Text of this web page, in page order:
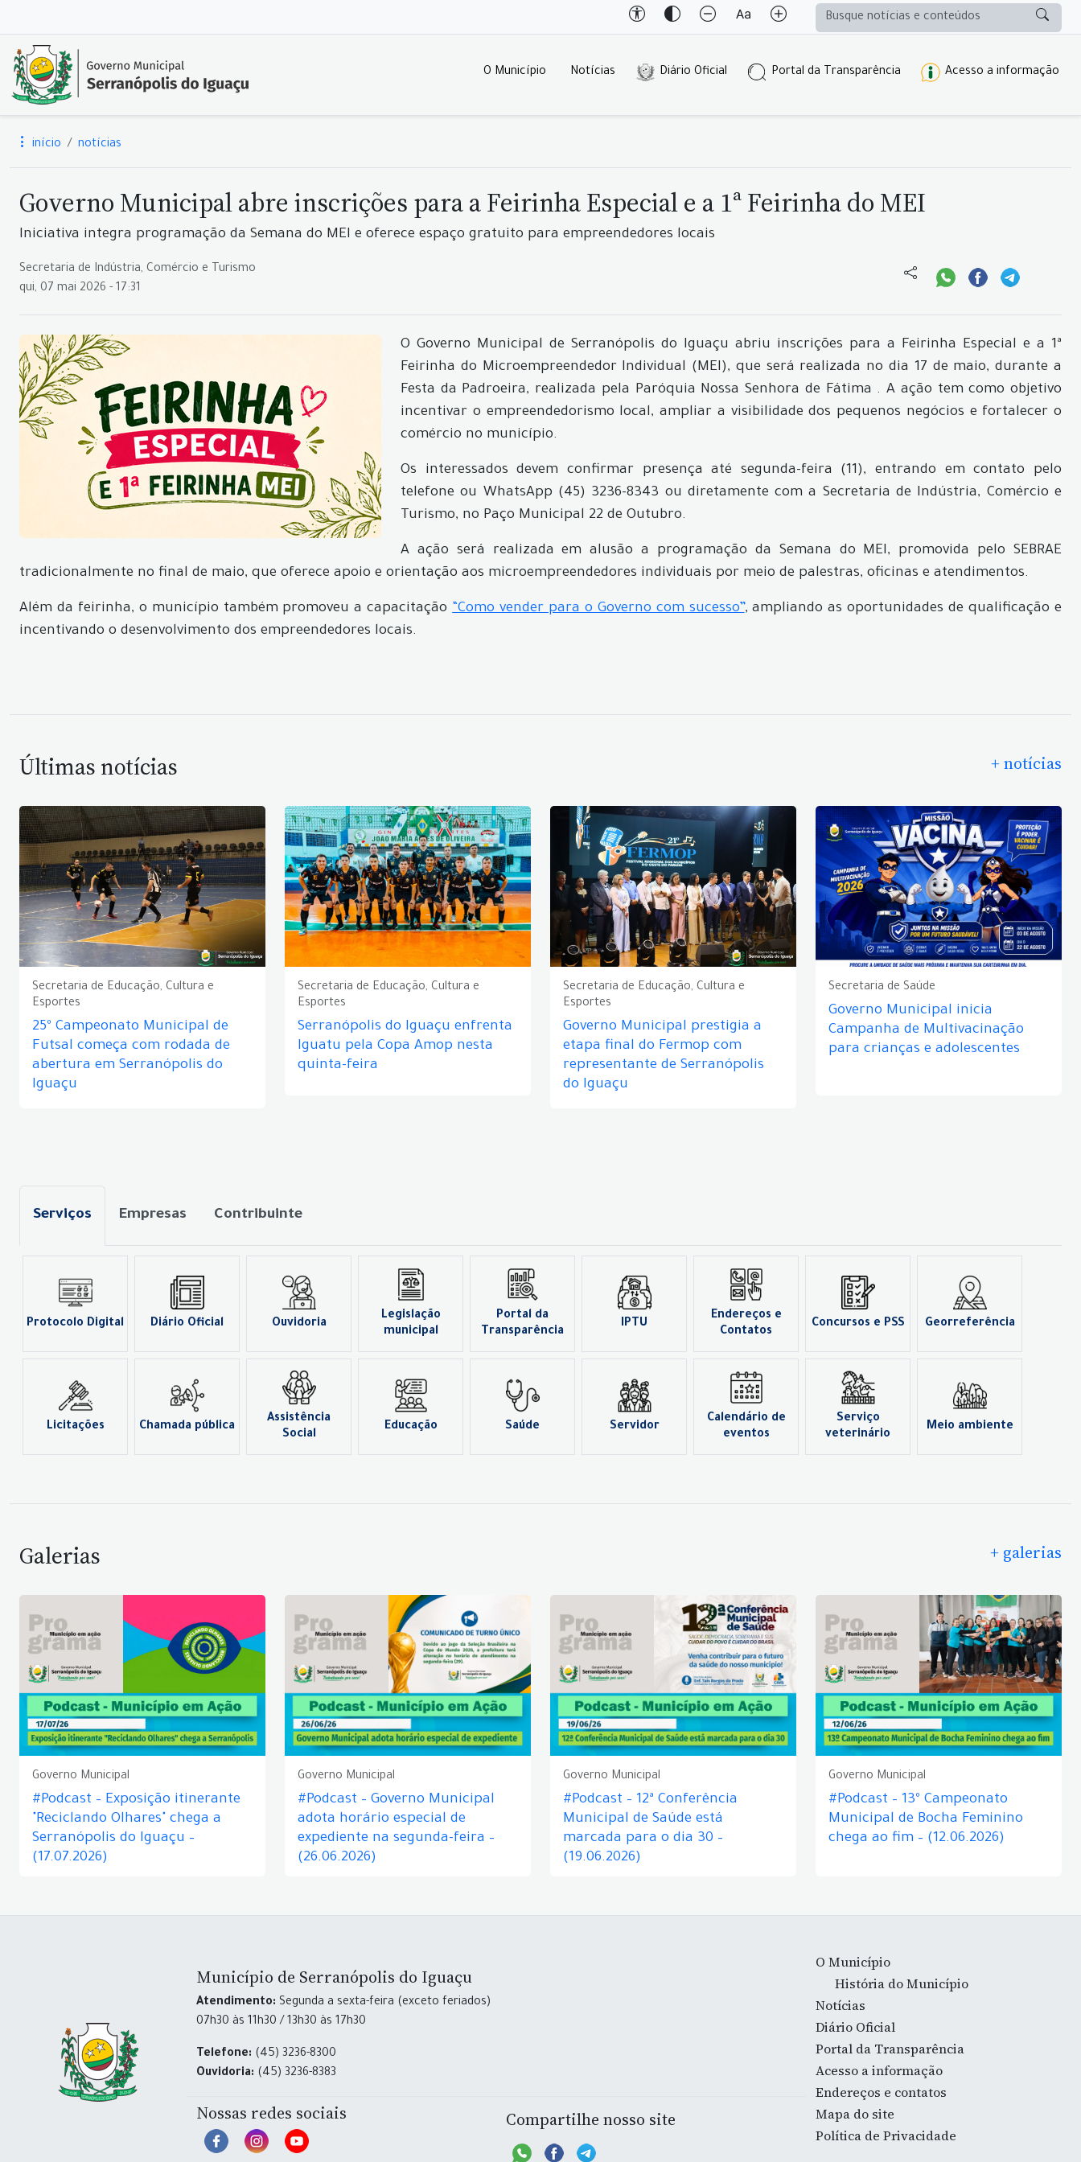
O Município Notícias Diário Oficial Portal da Transparência Acesso a informação
início notícias
Governo Municipal abre inscrições para a Feirinha Especial e a 1ª Feirinha do MEI
Iniciativa integra programação da Semana do MEI e oferece espaço gratuito para empreendedores locais
Secretaria de Indústria, Comércio e Turismo
qui, 07 mai 2026 - 17:31
O Governo Municipal de Serranópolis do Iguaçu abriu inscrições para a Feirinha Especial e a 1ª
Feirinha do Microempreendedor Individual (MEI), que será realizada no dia 17 de maio, durante a
Festa da Padroeira, realizada pela Paróquia Nossa Senhora de Fátima . A ação tem como objetivo
incentivar o empreendedorismo local, ampliar a visibilidade dos pequenos negócios e fortalecer o
comércio no município.
Os interessados devem confirmar presença até segunda-feira (11), entrando em contato pelo
telefone ou WhatsApp (45) 3236-8343 ou diretamente com a Secretaria de Indústria, Comércio e
Turismo, no Paço Municipal 22 de Outubro.
A ação será realizada em alusão a programação da Semana do MEI, promovida pelo SEBRAE
tradicionalmente no final de maio, que oferece apoio e orientação aos microempreendedores individuais por meio de palestras, oficinas e atendimentos.
Além da feirinha, o município também promoveu a capacitação“Como vender para o Governo com sucesso”, ampliando as oportunidades de qualificação e
incentivando o desenvolvimento dos empreendedores locais.
Últimas notícias + notícias
Secretaria de Educação, Cultura e
Esportes
25º Campeonato Municipal de
Futsal começa com rodada de
abertura em Serranópolis do
Iguaçu
Secretaria de Educação, Cultura e
Esportes
Serranópolis do Iguaçu enfrenta
Iguatu pela Copa Amop nesta
quinta-feira
Secretaria de Educação, Cultura e
Esportes
Governo Municipal prestigia a
etapa final do Fermop com
representante de Serranópolis
do Iguaçu
Secretaria de Saúde
Governo Municipal inicia
Campanha de Multivacinação
para crianças e adolescentes
Serviços Empresas Contribuinte
Protocolo Digital Diário Oficial Ouvidoria
Legislação
municipal
Portal da
Transparência
IPTU
Endereços e
Contatos
Concursos e PSS Georreferência
Licitações Chamada pública
Assistência
Social
Educação Saúde Servidor
Calendário de
eventos
Serviço
veterinário
Meio ambiente
Galerias + galerias
Governo Municipal
#Podcast – Exposição itinerante
"Reciclando Olhares" chega a
Serranópolis do Iguaçu –
(17.07.2026)
Governo Municipal
#Podcast – Governo Municipal
adota horário especial de
expediente na segunda-feira –
(26.06.2026)
Governo Municipal
#Podcast – 12ª Conferência
Municipal de Saúde está
marcada para o dia 30 –
(19.06.2026)
Governo Municipal
#Podcast – 13º Campeonato
Municipal de Bocha Feminino
chega ao fim – (12.06.2026)
Município de Serranópolis do Iguaçu
Atendimento: Segunda a sexta-feira (exceto feriados)
07h30 às 11h30 / 13h30 às 17h30
Telefone: (45) 3236-8300
Ouvidoria: (45) 3236-8383
Nossas redes sociais Compartilhe nosso site
O Município
História do Município
Notícias
Diário Oficial
Portal da Transparência
Acesso a informação
Endereços e contatos
Mapa do site
Política de Privacidade